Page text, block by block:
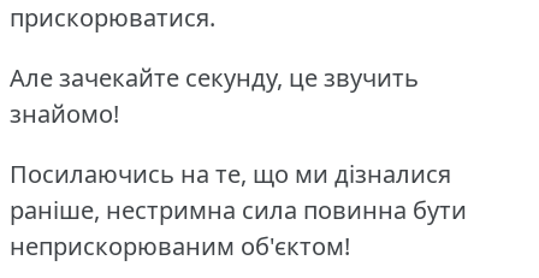
прискорюватися.
Але зачекайте секунду, це звучить
знайомо!
Посилаючись на те, що ми дізналися
раніше, нестримна сила повинна бути
неприскорюваним об'єктом!